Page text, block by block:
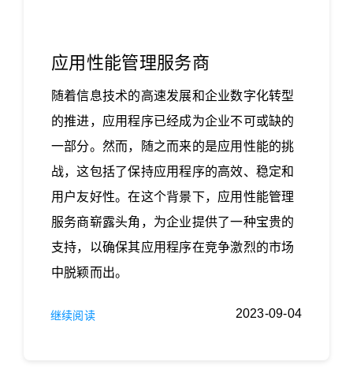
应用性能管理服务商
随着信息技术的高速发展和企业数字化转型
的推进，应用程序已经成为企业不可或缺的
一部分。然而，随之而来的是应用性能的挑
战，这包括了保持应用程序的高效、稳定和
用户友好性。在这个背景下，应用性能管理
服务商崭露头角，为企业提供了一种宝贵的
支持，以确保其应用程序在竞争激烈的市场
中脱颖而出。
2023-09-04
继续阅读